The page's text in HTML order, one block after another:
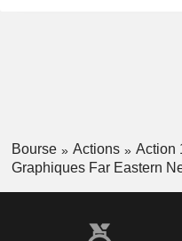
Bourse Actions
Action
Graphiques Far Eastern